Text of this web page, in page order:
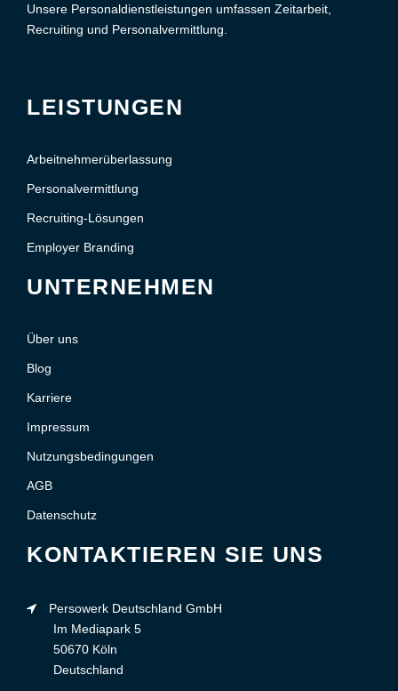
Unsere Personaldienstleistungen umfassen Zeitarbeit,
Recruiting und Personalvermittlung.
LEISTUNGEN
Arbeitnehmerüberlassung
Personalvermittlung
Recruiting-Lösungen
Employer Branding
UNTERNEHMEN
Über uns
Blog
Karriere
Impressum
Nutzungsbedingungen
AGB
Datenschutz
KONTAKTIEREN SIE UNS
Persowerk Deutschland GmbH
Im Mediapark 5
50670 Köln
Deutschland